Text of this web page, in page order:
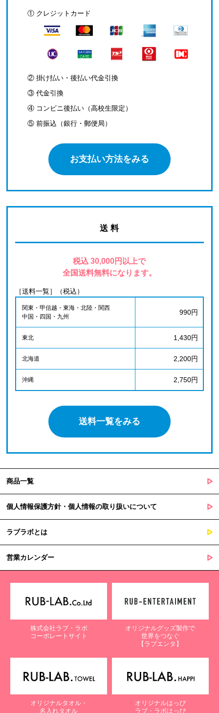
① クレジットカード
② 掛け払い・後払い代金引換
③ 代金引換
④ コンビニ後払い（高校生限定）
⑤ 前振込（銀行・郵便局）
お支払い方法をみる
送 料
税込 30,000円以上で
全国送料無料になります。
［送料一覧］（税込）
関東・甲信越・東海・北陸・関西
中国・四国・九州
990円
東北 1,430円
北海道 2,200円
沖縄 2,750円
送料一覧をみる
商品一覧
個人情報保護方針・個人情報の取り扱いについて
ラブラボとは
営業カレンダー
株式会社ラブ・ラボ
コーポレートサイト
オリジナルグッズ製作で
世界をつなぐ
【ラブエンタ】
オリジナルタオル・
名入れタオル
オリジナルはっぴ
ラブ・ラボはっぴ